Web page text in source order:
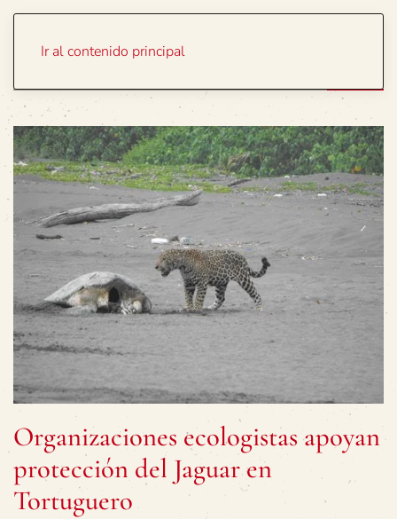
Ir al contenido principal
Organizaciones ecologistas apoyan
protección del Jaguar en
Tortuguero